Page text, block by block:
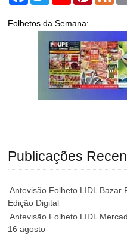
Folhetos da Semana:
Publicações
Antevisão Folheto LIDL Bazar
Edição Digital
Antevisão Folheto LIDL
16 agosto